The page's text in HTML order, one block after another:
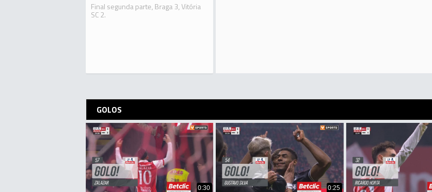
Final segunda parte, Braga 3, Vitória
SC 2.
GOLOS
0:30 0:25